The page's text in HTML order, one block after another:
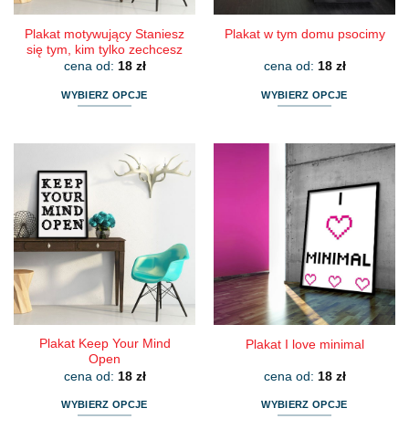
Plakat motywujący Staniesz
się tym, kim tylko zechcesz
cena od: 18 zł
WYBIERZ OPCJE
wiele
wariantów.
Opcje
można
wybrać
na
stronie
produktu
Plakat w tym domu psocimy
cena od: 18 zł
WYBIERZ OPCJE
wiele
wariantów.
Opcje
można
wybrać
na
stronie
produktu
Plakat Keep Your Mind
Open
cena od: 18 zł
WYBIERZ OPCJE
Plakat I love minimal
cena od: 18 zł
WYBIERZ OPCJE